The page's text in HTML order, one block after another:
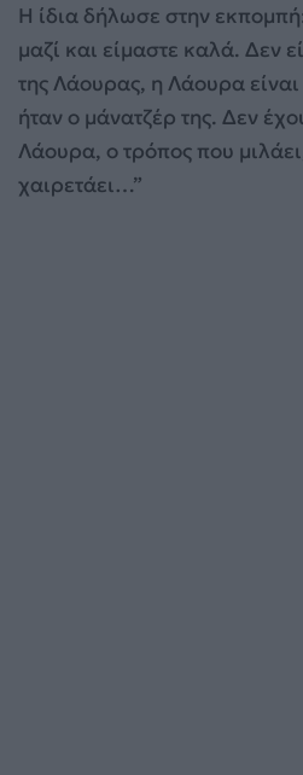
Η ίδια δήλωσε στην
μαζί και είμαστε καλά. Δεν
της Λάουρας, η Λάουρα
ήταν ο μάνατζέρ της. Δεν
Λάουρα, ο τρόπος που
χαιρετάει…”